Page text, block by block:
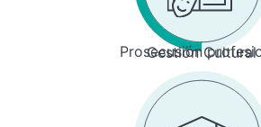
Prosecusión
Gestión Cultural